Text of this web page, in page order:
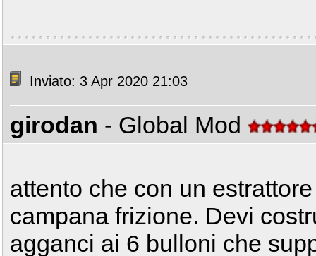
Inviato: 3 Apr 2020 21:03
girodan - Global Mod
attento che con un
campana frizione. Devi
agganci ai 6 bulloni che